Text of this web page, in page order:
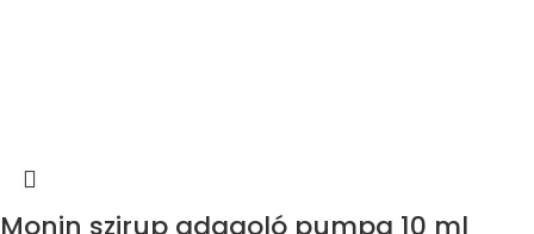
Monin szirup adagoló pumpa 10 ml